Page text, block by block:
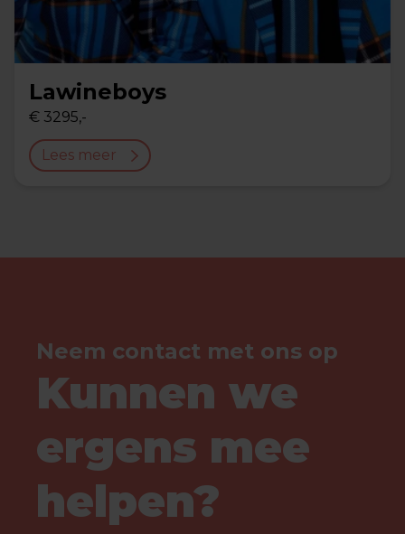
Lawineboys
€ 3295,-
Lees meer
Neem contact met ons op
Kunnen we
ergens mee
helpen?